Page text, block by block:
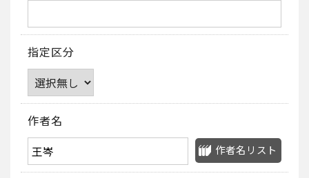
指定区分
作者名
作者名リスト